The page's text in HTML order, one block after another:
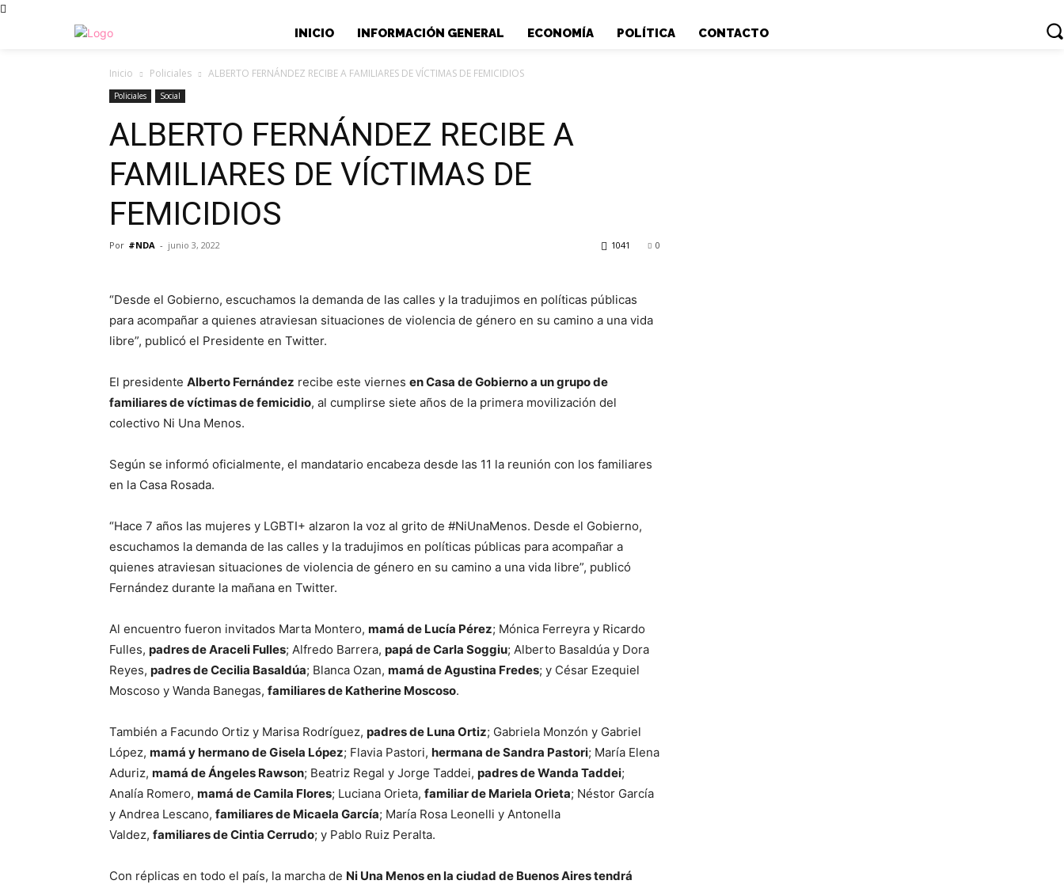
INICIO INFORMACIÓN GENERAL ECONOMÍA POLÍTICA CONTACTO
Inicio Policiales ALBERTO FERNÁNDEZ RECIBE A FAMILIARES DE VÍCTIMAS DE FEMICIDIOS
Policiales Social
ALBERTO FERNÁNDEZ RECIBE A
FAMILIARES DE VÍCTIMAS DE
FEMICIDIOS
Por #NDA - junio 3, 2022 0
1041
“Desde el Gobierno, escuchamos la demanda de las calles y la tradujimos en políticas públicas
para acompañar a quienes atraviesan situaciones de violencia de género en su camino a una vida
libre”, publicó el Presidente en Twitter.
El presidente Alberto Fernández recibe este viernes en Casa de Gobierno a un grupo de
familiares de víctimas de femicidio, al cumplirse siete años de la primera movilización del
colectivo Ni Una Menos.
Según se informó oficialmente, el mandatario encabeza desde las 11 la reunión con los familiares
en la Casa Rosada.
“Hace 7 años las mujeres y LGBTI+ alzaron la voz al grito de #NiUnaMenos. Desde el Gobierno,
escuchamos la demanda de las calles y la tradujimos en políticas públicas para acompañar a
quienes atraviesan situaciones de violencia de género en su camino a una vida libre”, publicó
Fernández durante la mañana en Twitter.
Al encuentro fueron invitados Marta Montero, mamá de Lucía Pérez; Mónica Ferreyra y Ricardo
Fulles, padres de Araceli Fulles; Alfredo Barrera, papá de Carla Soggiu; Alberto Basaldúa y Dora
Reyes, padres de Cecilia Basaldúa; Blanca Ozan, mamá de Agustina Fredes; y César Ezequiel
Moscoso y Wanda Banegas, familiares de Katherine Moscoso.
También a Facundo Ortiz y Marisa Rodríguez, padres de Luna Ortiz; Gabriela Monzón y Gabriel
López, mamá y hermano de Gisela López; Flavia Pastori, hermana de Sandra Pastori; María Elena
Aduriz, mamá de Ángeles Rawson; Beatriz Regal y Jorge Taddei, padres de Wanda Taddei;
Analía Romero, mamá de Camila Flores; Luciana Orieta, familiar de Mariela Orieta; Néstor García
y Andrea Lescano, familiares de Micaela García; María Rosa Leonelli y Antonella
Valdez, familiares de Cintia Cerrudo; y Pablo Ruiz Peralta.
Con réplicas en todo el país, la marcha de Ni Una Menos en la ciudad de Buenos Aires tendrá